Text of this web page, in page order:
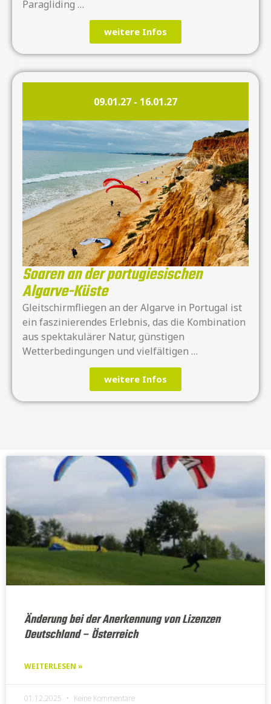
Paragliding …
weitere Infos
09.01.27 - 16.01.27
Soaren an der portugiesischen
Algarve-Küste
Gleitschirmfliegen an der Algarve in Portugal ist
ein faszinierendes Erlebnis, das die Kombination
aus spektakulärer Natur, günstigen
Wetterbedingungen und vielfältigen …
weitere Infos
Änderung bei der Anerkennung von Lizenzen
Deutschland – Österreich
WEITERLESEN »
01.12.2025 Keine Kommentare